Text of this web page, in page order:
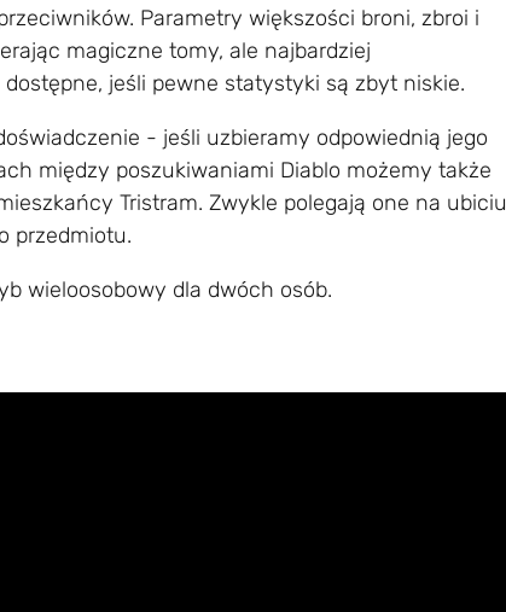
Parametry większości broni, zbroi i
magiczne tomy, ale najbardziej
jeśli pewne statystyki są zbyt niskie.
- jeśli uzbieramy odpowiednią jego
między poszukiwaniami Diablo możemy także
Tristram. Zwykle polegają one na ubiciu
przedmiotu.
wieloosobowy dla dwóch osób.